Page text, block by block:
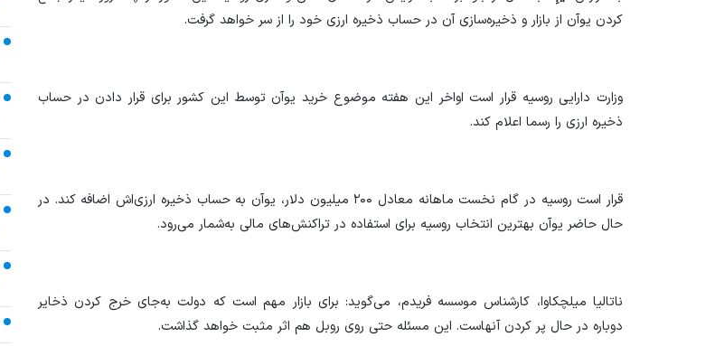
کردن یوآن از بازار و ذخیره‌سازی آن در حساب ذخیره ارزی خود را از سر خواهد گرفت.
وزارت دارایی روسیه قرار است اواخر این هفته موضوع خرید یوآن توسط این کشور برای قرار دادن در حساب
ذخیره ارزی را رسما اعلام کند.
قرار است روسیه در گام نخست ماهانه معادل ۲۰۰ میلیون دلار، یوآن به حساب ذخیره ارزی‌اش اضافه کند. در
حال حاضر یوآن بهترین انتخاب روسیه برای استفاده در تراکنش‌های مالی به‌شمار می‌رود.
ناتالیا میلچکاوا، کارشناس موسسه فریدم، می‌گوید: برای بازار مهم است که دولت به‌جای خرج کردن ذخایر
دوباره در حال پر کردن آنهاست. این مسئله حتی روی روبل هم اثر مثبت خواهد گذاشت.